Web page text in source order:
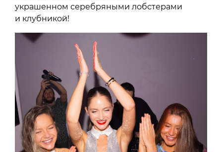
украшенном серебряными лобстерами
и клубникой!